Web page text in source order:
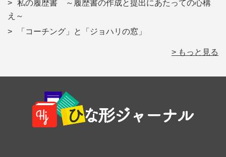
私の履歴書 ～履歴書の作成と提出にあたっての心構
え～
「コーチング」と「ジョハリの窓」
> もっと見る
Footer